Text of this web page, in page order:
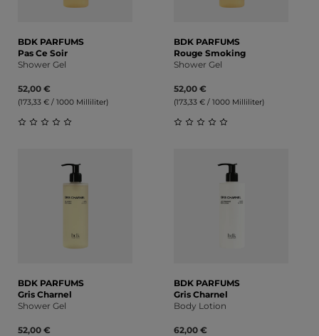
BDK PARFUMS
Pas Ce Soir
Shower Gel
52,00 €
(173,33 € / 1000 Milliliter)
BDK PARFUMS
Rouge Smoking
Shower Gel
52,00 €
(173,33 € / 1000 Milliliter)
BDK PARFUMS
Gris Charnel
Shower Gel
52,00 €
BDK PARFUMS
Gris Charnel
Body Lotion
62,00 €